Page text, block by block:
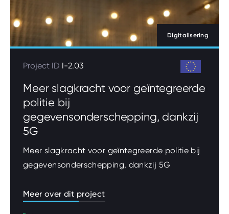
Digitalisering
Project ID I-2.03
Meer slagkracht voor geïntegreerde
politie bij
gegevensonderschepping, dankzij
5G
Meer slagkracht voor geïntegreerde politie bij
gegevensonderschepping, dankzij 5G
Meer over dit project